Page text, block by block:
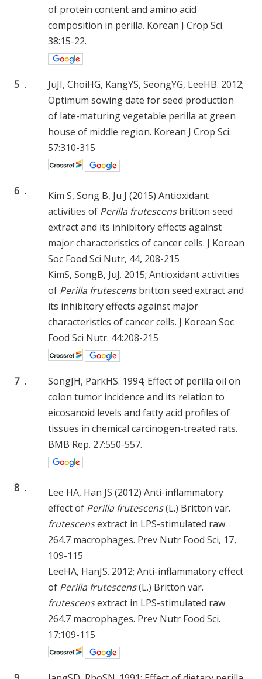
of protein content and amino acid
composition in perilla. Korean J Crop Sci.
38:15-22.
5 .
JuJI, ChoiHG, KangYS, SeongYG, LeeHB. 2012;
Optimum sowing date for seed production
of late-maturing vegetable perilla at green
house of middle region. Korean J Crop Sci.
57:310-315
6 .
Kim S, Song B, Ju J (2015) Antioxidant
activities of Perilla frutescensbritton seed
extract and its inhibitory effects against
major characteristics of cancer cells. J Korean
Soc Food Sci Nutr, 44, 208-215
KimS, SongB, JuJ. 2015; Antioxidant activities
of Perilla frutescensbritton seed extract and
its inhibitory effects against major
characteristics of cancer cells. J Korean Soc
Food Sci Nutr. 44:208-215
7 .
SongJH, ParkHS. 1994; Effect of perilla oil on
colon tumor incidence and its relation to
eicosanoid levels and fatty acid profiles of
tissues in chemical carcinogen-treated rats.
BMB Rep. 27:550-557.
8 .
Lee HA, Han JS (2012) Anti-inflammatory
effect of Perilla frutescens(L.) Britton var.
frutescensextract in LPS-stimulated raw
264.7 macrophages. Prev Nutr Food Sci, 17,
109-115
LeeHA, HanJS. 2012; Anti-inflammatory effect
of Perilla frutescens(L.) Britton var.
frutescensextract in LPS-stimulated raw
264.7 macrophages. Prev Nutr Food Sci.
17:109-115